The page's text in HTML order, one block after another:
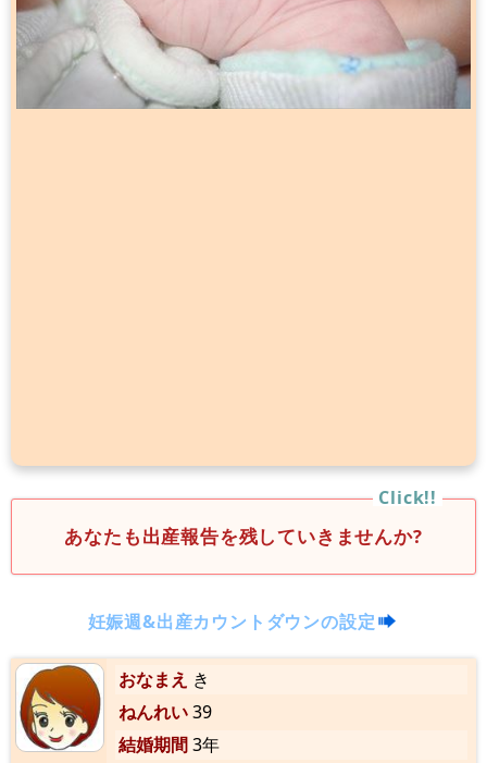
あなたも出産報告を残していきませんか?
妊娠週&出産カウントダウンの設定
おなまえ き
ねんれい39
結婚期間3年